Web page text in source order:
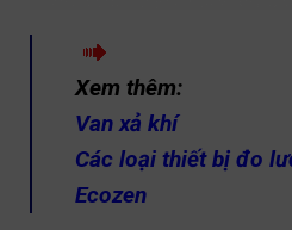
Xem thêm:
Van xả khí
Các loại thiết bị đo
Ecozen